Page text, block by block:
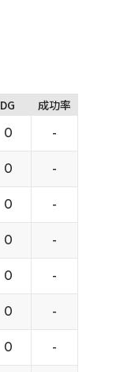
DG 成功率
0 -
0 -
0 -
0 -
0 -
0 -
0 -